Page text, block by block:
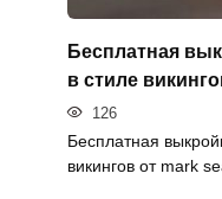
Бесплатная
в стиле
126
Бесплатная
викингов от mark